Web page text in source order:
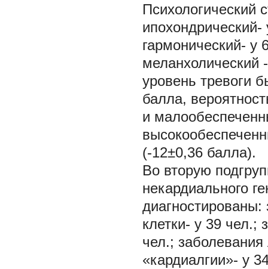
Психологический
гармонический- у
уровень тревоги
балла,
и
(-12±0,36 балла).
Во вторую
некардиального
клетки- у 39 чел.;
чел.;
«кардиалгии»- у